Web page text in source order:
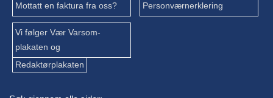
Mottatt en faktura fra oss? Personværnerklering
Vi følger Vær Varsom-
plakaten og
Redaktørplakaten